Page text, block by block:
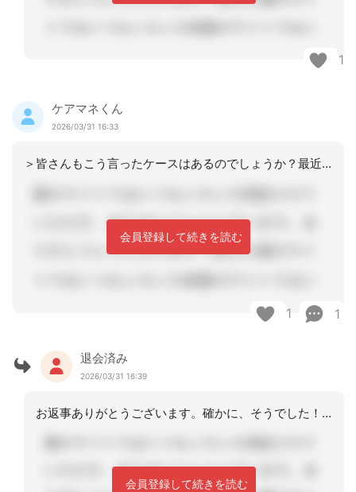
1
ケアマネくん
2026/03/31 16:33
＞皆さんもこう言ったケースはあるのでしょうか？最近は殆ど無くなってきたと感じてい
会員登録して続きを読む
1 1
退会済み
2026/03/31 16:39
お返事ありがとうございます。確かに、そうでした！私ではないんですが、その事業所を
会員登録して続きを読む